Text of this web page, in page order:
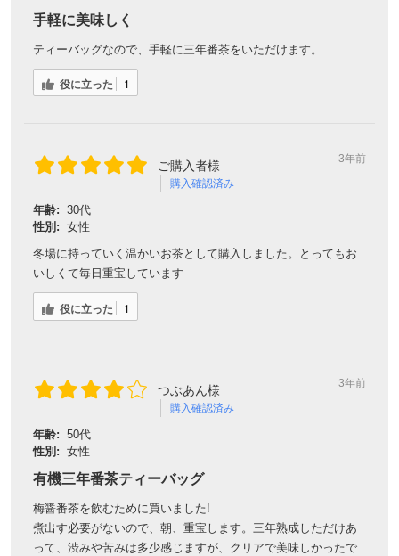
手軽に美味しく
ティーバッグなので、手軽に三年番茶をいただけます。
役に立った 1
ご購入者様
購入確認済み
3年前
年齢: 30代
性別: 女性
冬場に持っていく温かいお茶として購入しました。とってもお
いしくて毎日重宝しています
役に立った 1
つぶあん様
購入確認済み
3年前
年齢: 50代
性別: 女性
有機三年番茶ティーバッグ
梅醤番茶を飲むために買いました!
煮出す必要がないので、朝、重宝します。三年熟成しただけあ
って、渋みや苦みは多少感じますが、クリアで美味しかったで